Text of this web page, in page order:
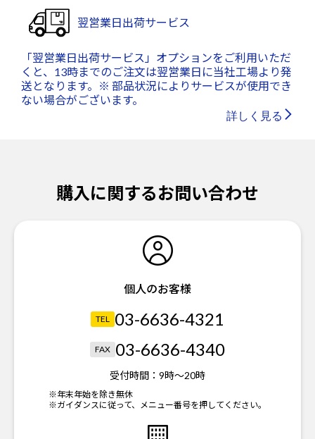
翌営業日出荷サービス
「翌営業日出荷サービス」オプションをご利用いただ
くと、13時までのご注文は翌営業日に当社工場より発
送となります。※ 部品状況によりサービスが使用でき
ない場合がございます。
詳しく見る
購入に関するお問い合わせ
個人のお客様
TEL 03-6636-4321
FAX 03-6636-4340
受付時間： 9時～20時
※年末年始を除き無休
※ガイダンスに従って、メニュー番号を押してください。